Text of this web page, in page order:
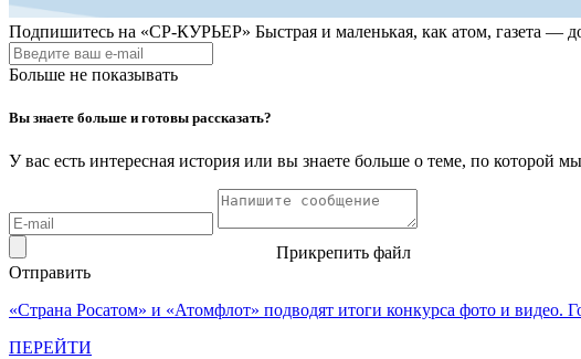
Подпишитесь на «СР-КУРЬЕР» Быстрая и маленькая, как атом, газета —
Больше не показывать
Вы знаете больше и готовы рассказать?
У вас есть интересная история или вы знаете больше о теме, по
Прикрепить файл
Отправить
«Страна Росатом» и «Атомфлот» подводят итоги конкурса фото и
ПЕРЕЙТИ